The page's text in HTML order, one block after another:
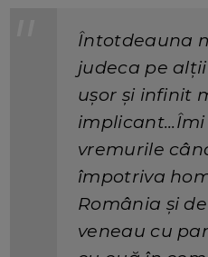
Întotdeauna
judeca pe
ușor și infinit
vremurile
împotriva
România și
veneau cu